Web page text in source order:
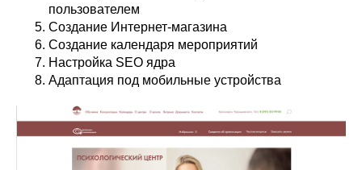
пользователем
Создание Интернет-магазина
Создание календаря мероприятий
Настройка SEO ядра
Адаптация под мобильные устройства